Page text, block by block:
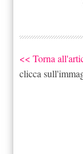
<< Torna
clicca